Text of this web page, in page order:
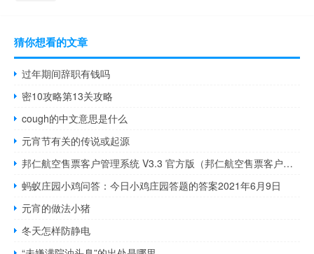
猜你想看的文章
过年期间辞职有钱吗
密10攻略第13关攻略
cough的中文意思是什么
元宵节有关的传说或起源
邦仁航空售票客户管理系统 V3.3 官方版（邦仁航空售票客户管理系统 V3.3 官方版功能简介）
蚂蚁庄园小鸡问答：今日小鸡庄园答题的答案2021年6月9日
元宵的做法小猪
冬天怎样防静电